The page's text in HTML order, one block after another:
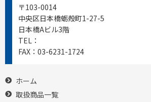
〒103-0014
中央区日本橋蛎殻町1-27-5
日本橋Aビル3階
TEL：
FAX： 03-6231-1724
ホーム
取扱商品一覧